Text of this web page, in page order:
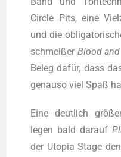
Cir­cle Pits, eine
und die
schmei­ßer Blood
Beleg dafür, dass
genau­so viel Spaß
Eine deut­lich
legen bald dar­auf
der Uto­pia Stage